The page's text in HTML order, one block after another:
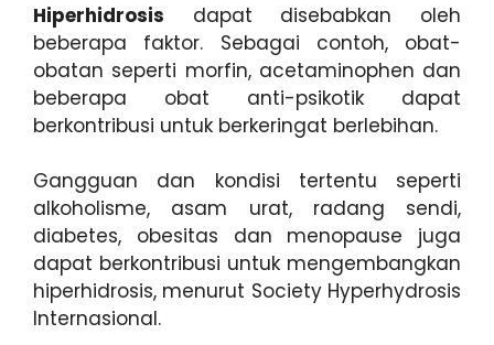
Hiperhidrosis dapat disebabkan oleh
beberapa faktor. Sebagai contoh, obat-
obatan seperti morfin, acetaminophen dan
beberapa obat anti-psikotik dapat
berkontribusi untuk berkeringat berlebihan.
Gangguan dan kondisi tertentu seperti
alkoholisme, asam urat, radang sendi,
diabetes, obesitas dan menopause juga
dapat berkontribusi untuk mengembangkan
hiperhidrosis, menurut Society Hyperhydrosis
Internasional.